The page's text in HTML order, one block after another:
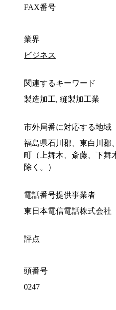
FAX番号
業界
ビジネス
関連するキーワード
製造加工, 縫製加工業
市外局番に対応する地域
福島県石川郡、東白川郡
町（上舞木、斎藤、下舞
除く。）
電話番号提供事業者
東日本電信電話株式会社
評点
頭番号
0247